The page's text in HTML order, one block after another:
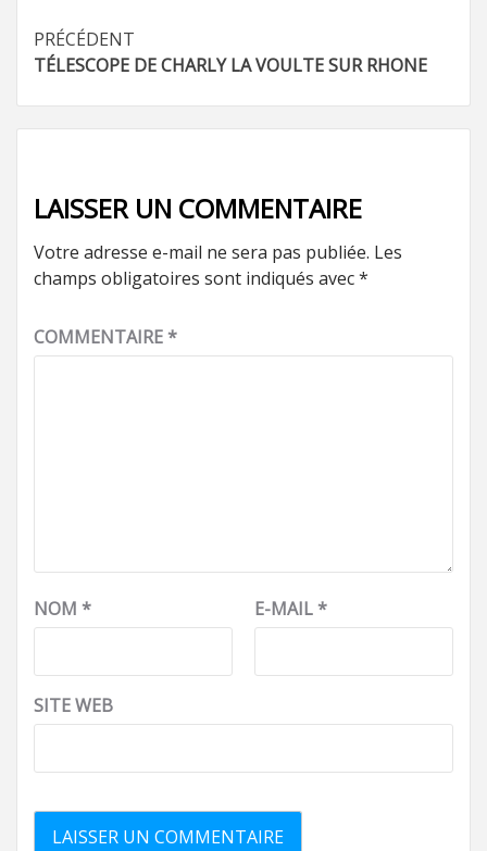
Navigation
d’article
PRÉCÉDENT
TÉLESCOPE DE CHARLY LA VOULTE SUR RHONE
LAISSER UN COMMENTAIRE
Votre adresse e-mail ne sera pas publiée. Les
champs obligatoires sont indiqués avec*
COMMENTAIRE*
NOM * E-MAIL*
SITE WEB